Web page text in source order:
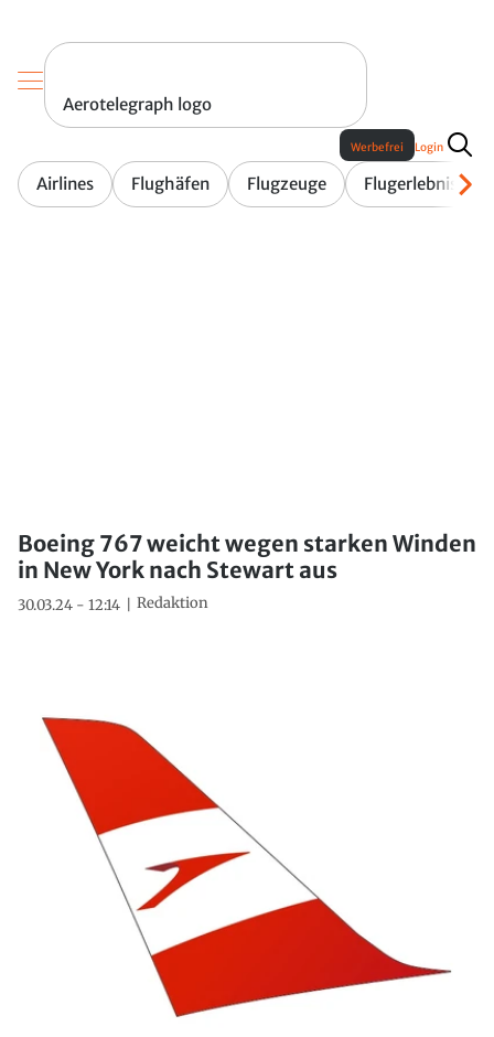
Aerotelegraph logo
Airlines Flughäfen Flugzeuge Flugerlebnis
Werbefrei Login
Boeing 767 weicht wegen starken Winden
in New York nach Stewart aus
30.03.24 - 12:14 Redaktion